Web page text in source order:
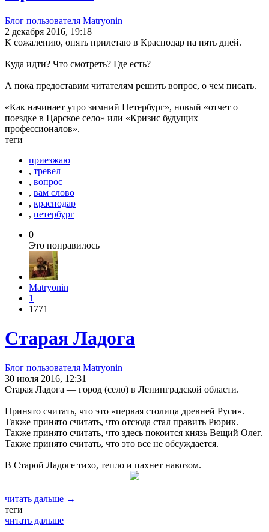
Блог пользователя Matryonin
2 декабря 2016, 19:18
К сожалению, опять прилетаю в Краснодар на пять дней.
Куда идти? Что смотреть? Где есть?
А пока предоставим читателям решить вопрос, о чем писать.
«Как начинает утро зимний Петербург», новый «отчет о
поездке в Царское село» или «Кризис будущих
профессионалов».
теги
приезжаю
, тревел
, вопрос
, вам слово
, краснодар
, петербург
0
Это понравилось
Matryonin
1
1771
Старая Ладога
Блог пользователя Matryonin
30 июля 2016, 12:31
Старая Ладога — город (село) в Ленинградской области.
Принято считать, что это «первая столица древней Руси».
Также принято считать, что отсюда стал править Рюрик.
Также принято считать, что здесь покоится князь Вещий Олег.
Также принято считать, что это все не обсуждается.
В Старой Ладоге тихо, тепло и пахнет навозом.
читать дальше →
теги
читать дальше